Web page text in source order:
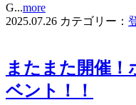
G...more
2025.07.26 カテゴリー：
またまた開催！
ベント！！